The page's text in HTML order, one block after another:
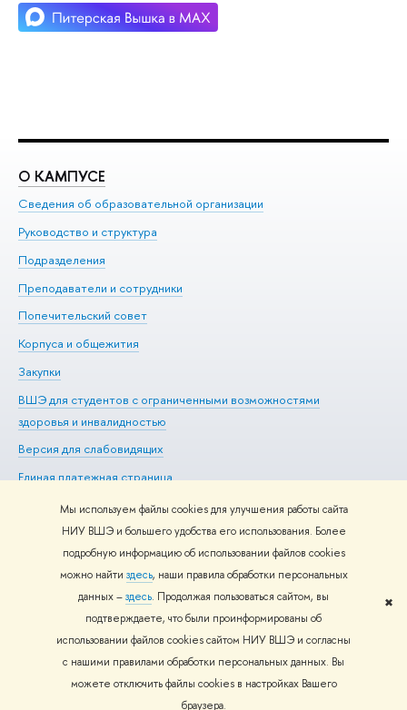
Мы используем файлы cookies для улучшения работы сайта
НИУ ВШЭ и большего удобства его использования. Более
подробную информацию об использовании файлов cookies
можно найти здесь, наши правила обработки персональных
данных –здесь. Продолжая пользоваться сайтом, вы
подтверждаете, что были проинформированы о
использовании файлов cookies сайтом НИУ ВШЭ и согласны
с нашими правилами обработки персональных данных. Вы
можете отключить файлы cookies в настройках Вашего
раузера.
✖
О КАМПУСЕ
Сведения об образовательной организации
Руководство и структура
Подразделения
Преподаватели и сотрудники
Попечительский совет
Корпуса и общежития
Закупки
ШЭ для студентов с ограниченными возможностями
здоровья и инвалидностью
ерсия для слабовидящих
Единая платежная страница
Редактору
© НИУ ВШЭ 1993–2026 Адреса и контакты Условия
использования материало Политика конфиденциальности
Карта
Шрифты HSE Sans и HSE Slab разработаныШколе дизайна НИУ